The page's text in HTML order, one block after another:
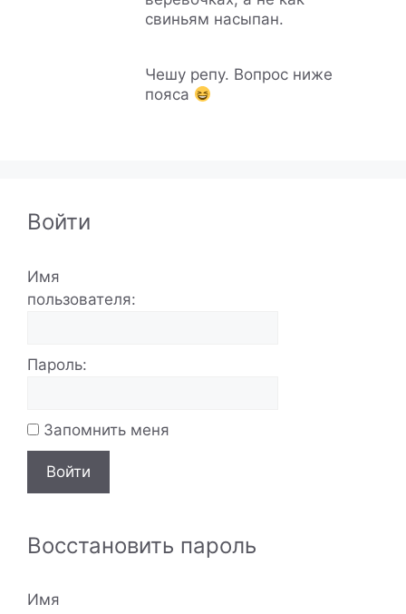
свиньям насыпан.
Чешу репу. Вопрос ниже
пояса
Войти
Имя
пользователя:
Пароль:
Запомнить меня
Войти
Восстановить пароль
Имя